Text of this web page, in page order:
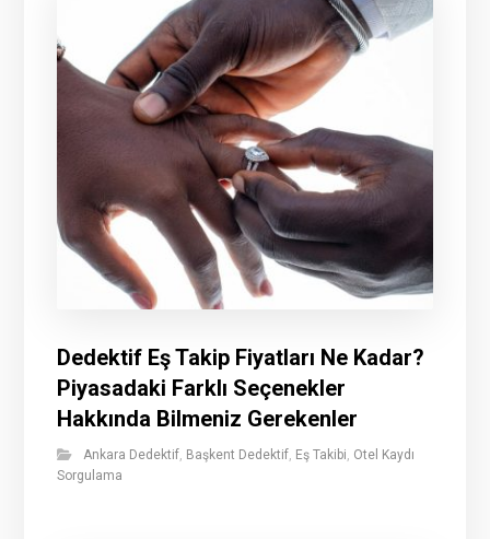
Dedektif Eş Takip Fiyatları Ne Kadar?
Piyasadaki Farklı Seçenekler
Hakkında Bilmeniz Gerekenler
Ankara Dedektif Başkent Dedektif Eş Takibi Otel Kaydı
Sorgulama